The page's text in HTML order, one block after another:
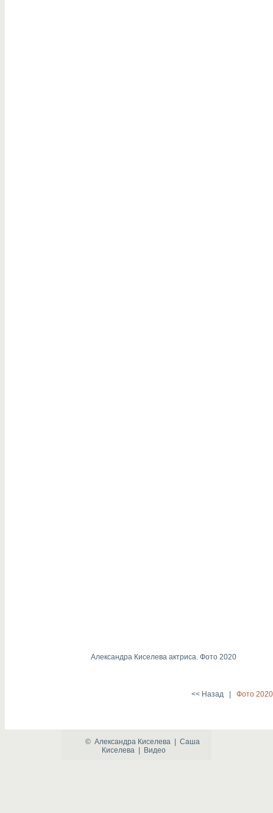
Александра Киселева актриса. Фото 2020
<< Назад Фото 2020
© Александра Киселева
Саша
Киселева| Видео